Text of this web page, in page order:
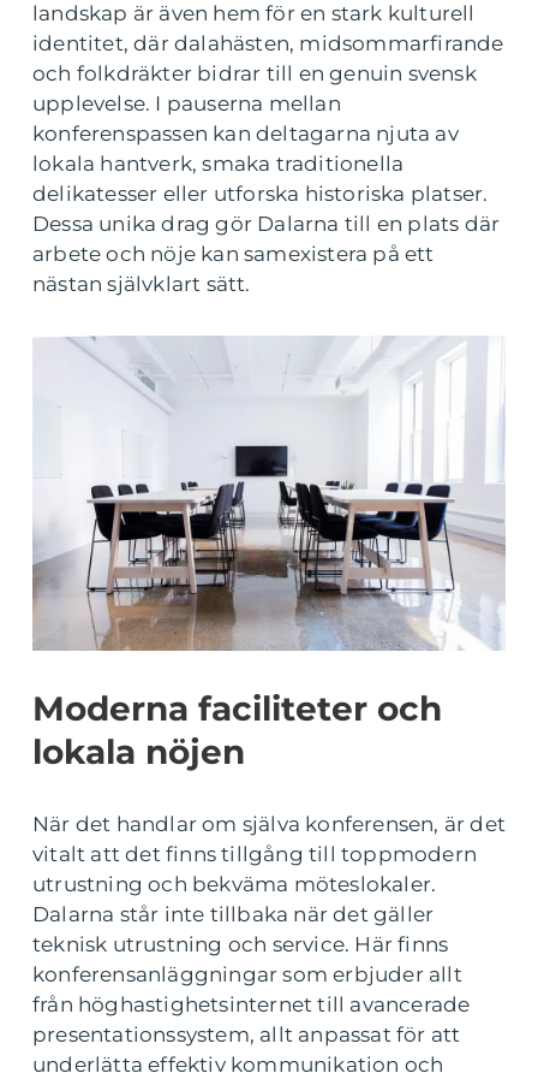
landskap är även hem för en stark kulturell
identitet, där dalahästen, midsommarfirande
och folkdräkter bidrar till en genuin svensk
upplevelse. I pauserna mellan
konferenspassen kan deltagarna njuta av
lokala hantverk, smaka traditionella
delikatesser eller utforska historiska platser.
Dessa unika drag gör Dalarna till en plats där
arbete och nöje kan samexistera på ett
nästan självklart sätt.
Moderna faciliteter och
lokala nöjen
När det handlar om själva konferensen, är det
vitalt att det finns tillgång till toppmodern
utrustning och bekväma möteslokaler.
Dalarna står inte tillbaka när det gäller
teknisk utrustning och service. Här finns
konferensanläggningar som erbjuder allt
från höghastighetsinternet till avancerade
presentationssystem, allt anpassat för att
underlätta effektiv kommunikation och